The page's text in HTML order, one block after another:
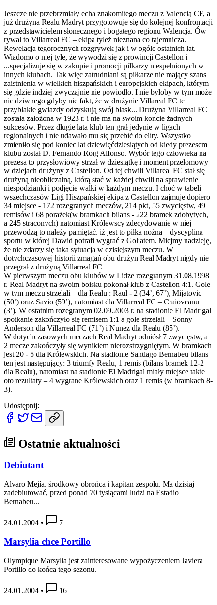
Jeszcze nie przebrzmiały echa znakomitego meczu z Valencią CF, a
już drużyna Realu Madryt przygotowuje się do kolejnej konfrontacji
z przedstawicielem słonecznego i bogatego regionu Walencja. Ów
rywal to Villarreal FC – ekipa tyleż nieznana co tajemnicza.
Rewelacja tegorocznych rozgrywek jak i w ogóle ostatnich lat.
Wiadomo o niej tyle, że wywodzi się z prowincji Castellon i
...specjalizuje się w zakupie i promocji piłkarzy niespełnionych w
innych klubach. Tak więc zatrudniani są piłkarze nie mający szans
zaistnienia w wielkich hiszpańskich i europejskich ekipach, którym
się gdzie indziej zwyczajnie nie powiodło. I nie byłoby w tym może
nic dziwnego gdyby nie fakt, że w drużynie Villareal FC te
przyblakłe gwiazdy odzyskują swój blask... Drużyna Villarreal FC
została założona w 1923 r. i nie ma na swoim koncie żadnych
sukcesów. Przez długie lata klub ten grał jedynie w ligach
regionalnych i nie udawało mu się przebić do elity. Wszystko
zmieniło się pod koniec lat dziewięćdziesiątych od kiedy prezesem
klubu został D. Fernando Roig Alfonso. Wybór tego człowieka na
prezesa to przysłowiowy strzał w dziesiątkę i moment przełomowy
w dziejach drużyny z Castellon. Od tej chwili Villareal FC stał się
drużyną nieobliczalną, którą stać w każdej chwili na sprawienie
niespodzianki i podjęcie walki w każdym meczu. I choć w tabeli
wszechczasów Ligi Hiszpańskiej ekipa z Castellon zajmuje dopiero
34 miejsce - 172 rozegranych meczów, 214 pkt, 55 zwycięstw, 49
remisów i 68 porażek(w bramkach bilans - 222 bramek zdobytych,
a 245 straconych) natomiast Królewscy zdecydowanie w niej
przewodzą to należy pamiętać, iż jest to piłka nożna – dyscyplina
sportu w której Dawid potrafi wygrać z Goliatem. Miejmy nadzieję,
że nie zdarzy się taka sytuacja w dzisiejszym meczu. W
dotychczasowej historii zmagań obu drużyn Real Madryt nigdy nie
przegrał z drużyną Villarreal FC.
W pierwszym meczu obu klubów w Lidze rozegranym 31.08.1998
r. Real Madryt na swoim boisku pokonał klub z Castellon 4:1. Gole
w tym meczu strzelali – dla Realu : Raul - 2 (34’, 67’), Mijatovic
(50’) oraz Savio (59’), natomiast dla Villarreal FC – Craioveanu
(3’). W ostatnim rozegranym 02.09.2003 r. na stadionie El Madrigal
spotkanie zakończyło się remisem 1:1 a gole strzelali – Sonny
Anderson dla Villarreal FC (71’) i Nunez dla Realu (85’).
W dotychczasowych meczach Real Madryt odniósł 7 zwycięstw, a
2 mecze zakończyły się wynikiem nierozstrzygniętym. W bramkach
jest 20 - 5 dla Królewskich. Na stadionie Santiago Bernabeu bilans
ten jest następujący: 3 triumfy Realu, 1 remis (bilans bramek 12-2
dla Realu), natomiast na stadionie El Madrigal miały miejsce takie
oto rezultaty – 4 wygrane Królewskich oraz 1 remis (w bramkach 8-
3).
Udostępnij:
Ostatnie aktualności
Debiutant
Alvaro Mejía, środkowy obrońca i kapitan zespołu. Ma dzisiaj
zadebiutować, przed ponad 70 tysiącami ludzi na Estadio
Bernabeu...
24.01.2004 • 7
Marsylia chce Portillo
Olympique Marsylia jest zainteresowane wypożyczeniem Javiera
Portillo do końca tego sezonu.
24.01.2004 • 16